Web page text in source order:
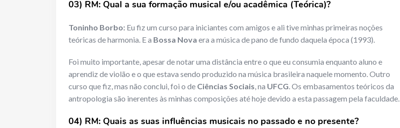
03) RM: Qual a sua formação musical e/ou acadêmica (Teórica)?
Toninho Borbo: Eu fiz um curso para iniciantes com amigos e ali tive minhas primeiras noções
teóricas de harmonia. E a Bossa Nova era a música de pano de fundo daquela época (1993).
Foi muito importante, apesar de notar uma distância entre o que eu consumia enquanto aluno e
aprendiz de violão e o que estava sendo produzido na música brasileira naquele momento. Outro
curso que fiz, mas não conclui, foi o de Ciências Sociais, na UFCG. Os embasamentos teóricos da
antropologia são inerentes às minhas composições até hoje devido a esta passagem pela faculdade.
04) RM: Quais as suas influências musicais no passado e no presente?